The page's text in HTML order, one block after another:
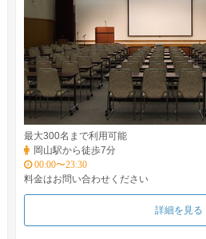
最大300名まで利用可能
岡山駅から徒歩7分
00:00〜23:30
料金はお問い合わせください
詳細を見る